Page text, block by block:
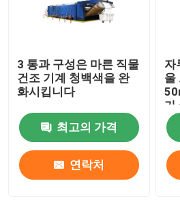
드라이어 기계를 완화시키세요
3 통과 구성은 마른 직물
건조 기계 청백색을 완
화시킵니다
최고의 가격
연락처
자
울
가